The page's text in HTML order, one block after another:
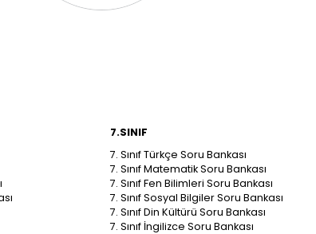
7.SINIF
7. Sınıf Türkçe Soru Bankası
7. Sınıf Matematik Soru Bankası
7. Sınıf Fen Bilimleri Soru Bankası
7. Sınıf Sosyal Bilgiler Soru Bankası
7. Sınıf Din Kültürü Soru Bankası
7. Sınıf İngilizce Soru Bankası